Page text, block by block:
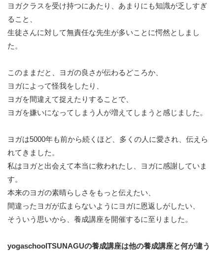
ヨガクラスを受け持つにあたり、あまりにも知識が乏しすぎ
ること、
生徒さんに対して無責任な先生が多いことに愕然としまし
た。
このままだと、ヨガの良さが伝わるどころか、
ヨガによって怪我をしたり、
ヨガを間違えて捉えたりすることで、
ヨガを嫌いになってしまう人が増えてしまうと感じました。
ヨガは5000年も前から続くほど、多くの人に愛され、伝えら
れてきました。
私はヨガと出会えて本当に救われたし、ヨガに感謝していま
す。
本来のヨガの素晴らしさをもっと伝えたい、
間違ったヨガが広まらないようにヨガに恩返しがしたい、
そういう思いから、養成講座を開催するに至りました。
yogaschoolTSUNAGUの養成講座は他の養成講座と何が違う